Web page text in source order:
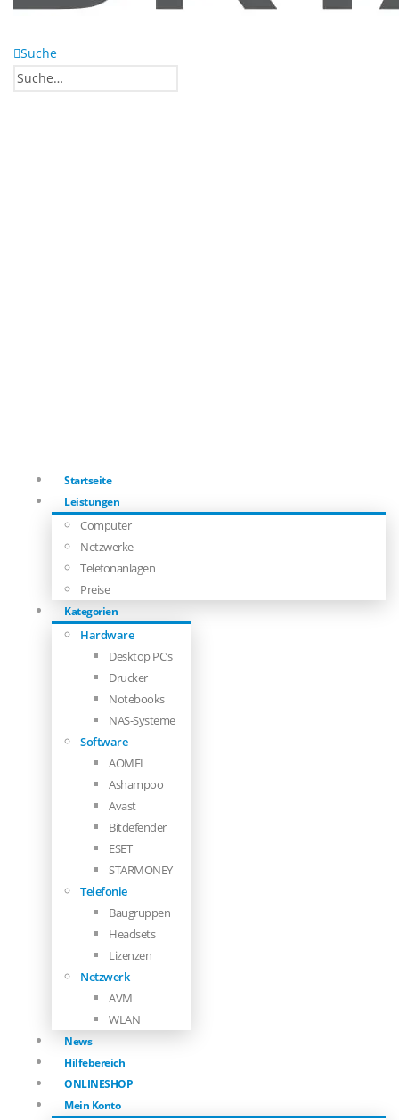
Suche
Startseite
Leistungen
Computer
Netzwerke
Telefonanlagen
Preise
Kategorien
Hardware
Desktop PC’s
Drucker
Notebooks
NAS-Systeme
Software
AOMEI
Ashampoo
Avast
Bitdefender
ESET
STARMONEY
Telefonie
Baugruppen
Headsets
Lizenzen
Netzwerk
AVM
WLAN
News
Hilfebereich
ONLINESHOP
Mein Konto